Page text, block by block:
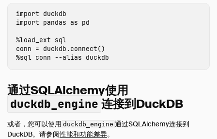
术语表
离线浏览
操作手册
开发
Sitemap
Why DuckDB
FAQ
import duckdb
import pandas as pd
%load_ext sql
conn = duckdb . connect()
%sql conn --alias duckdb
通过SQLAlchemy使用
duckdb_engine 连接到DuckDB
或者，您可以使用 duckdb_engine 通过SQLAlchemy连接到
DuckDB。请参阅性能和功能差异。